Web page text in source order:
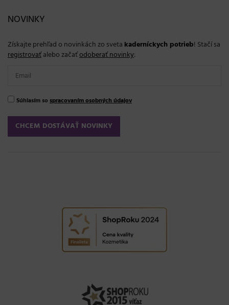
NOVINKY
Získajte prehľad o novinkách zo sveta kaderníckych potrieb! Stačí sa
registrovaťalebo začaťodoberať novinky:
Súhlasím so spracovaním osobných údajov